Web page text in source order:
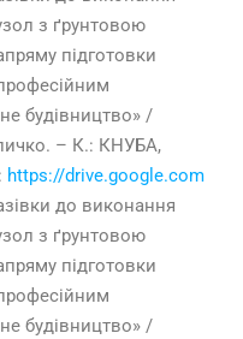
з ґрунтовою
підготовки
будівництво» /
– К.: КНУБА,
https://drive.google.com
до виконання
з ґрунтовою
підготовки
будівництво» /